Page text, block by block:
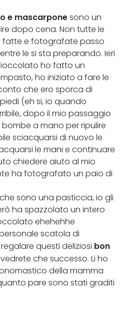
e mascarpone sono un
dopo cena. Non tutte le
fatte e fotografate passo
le si sta preparando. Ieri
ho fatto un
ho iniziato a fare le
che ero sporca di
(eh si, io quando
dopo il mio passaggio
a mano per ripulire
sciacquarsi di nuovo le
le mani e continuare
chiedere aiuto al mio
ha fotografato un paio di
sono una pasticcia, io gli
ha spazzolato un intero
ehehehhe
scatola di
questi deliziosi bon
che successo. Li ho
della mamma
pare sono stati graditi